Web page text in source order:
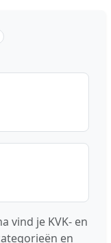
vind je KVK- en
en